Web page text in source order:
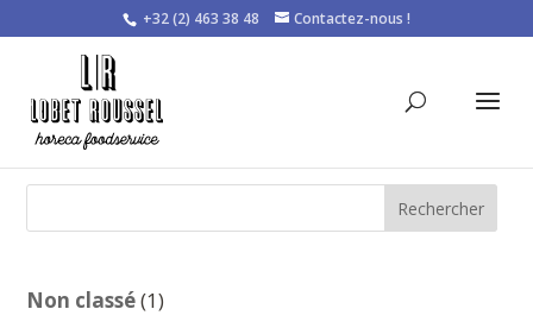
+32 (2) 463 38 48 Contactez-nous !
Rechercher
Non classé 11